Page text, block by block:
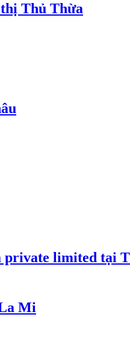
Thủ Thừa
private limited tại
Mi